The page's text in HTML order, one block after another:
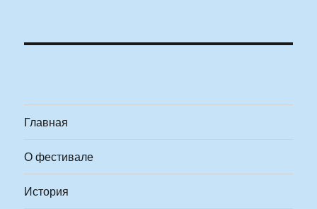
Главная
О фестивале
История